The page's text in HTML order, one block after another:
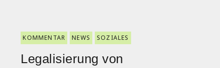
KOMMENTAR NEWS SOZIALES
Legalisierung von